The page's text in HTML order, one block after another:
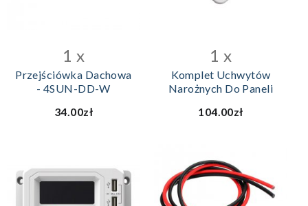
1 x
Przejściówka Dachowa
- 4SUN-DD-W
34.00zł
1 x
Komplet Uchwytów
Narożnych Do Paneli
104.00zł